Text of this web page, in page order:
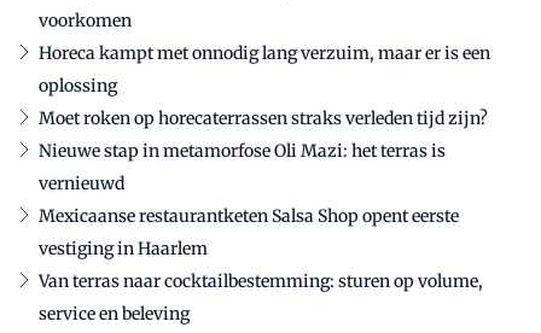
voorkomen
Horeca kampt met onnodig lang verzuim, maar er is een
oplossing
Moet roken op horecaterrassen straks verleden tijd zijn?
Nieuwe stap in metamorfose Oli Mazi: het terras is
vernieuwd
Mexicaanse restaurantketen Salsa Shop opent eerste
vestiging in Haarlem
Van terras naar cocktailbestemming: sturen op volume,
service en beleving